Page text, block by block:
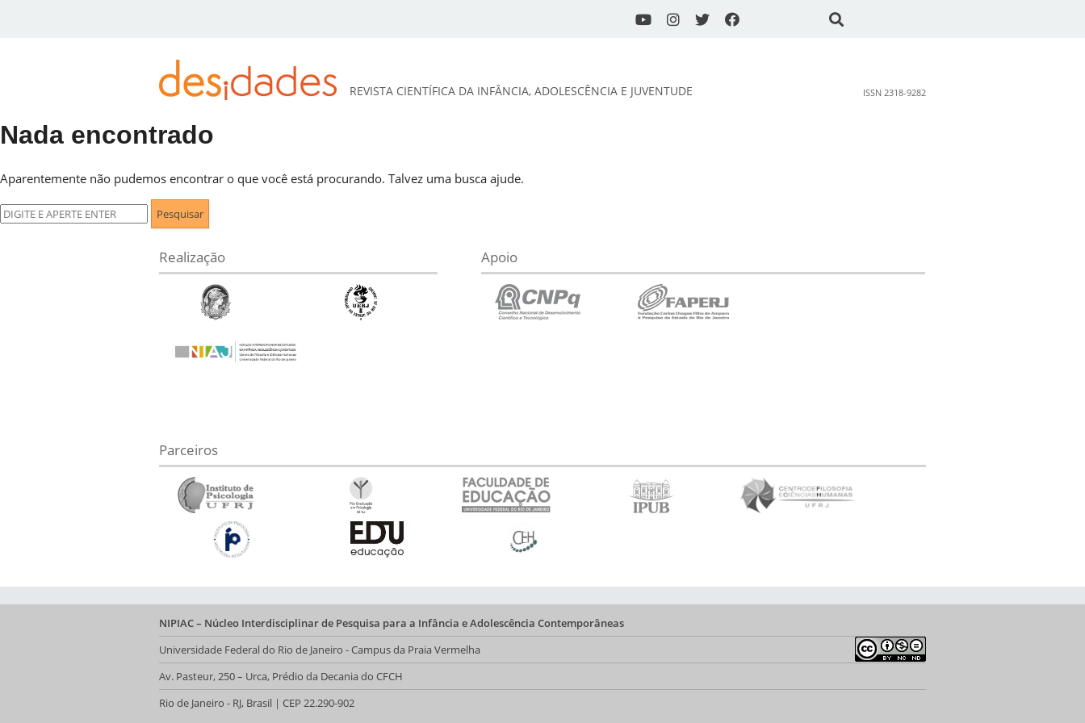
DESidades
REVISTA CIENTÍFICA DA INFÂNCIA, ADOLESCÊNCIA E JUVENTUDE ISSN 2318-9282
Nada encontrado
Aparentemente não pudemos encontrar o que você está procurando. Talvez uma busca ajude.
Pesquisar
por:
Realização Apoio
Parceiros
NIPIAC – Núcleo Interdisciplinar de Pesquisa para a Infância e Adolescência Contemporâneas
Universidade Federal do Rio de Janeiro - Campus da Praia Vermelha
Av. Pasteur, 250 – Urca, Prédio da Decania do CFCH
Rio de Janeiro - RJ, Brasil | CEP 22.290-902